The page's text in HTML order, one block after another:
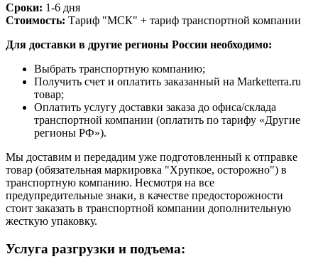
Сроки: 1-6 дня
Стоимость: Тариф "МСК" + тариф транспортной компании
Для доставки в другие регионы России необходимо:
Выбрать транспортную компанию;
Получить счет и оплатить заказанный на Marketterra.ru
товар;
Оплатить услугу доставки заказа до офиса/склада
транспортной компании (оплатить по тарифу «Другие
регионы РФ»).
Мы доставим и передадим уже подготовленный к отправке
товар (обязательная маркировка "Хрупкое, осторожно") в
транспортную компанию. Несмотря на все
предупредительные знаки, в качестве предосторожности
стоит заказать в транспортной компании дополнительную
жесткую упаковку.
Услуга разгрузки и подъема: